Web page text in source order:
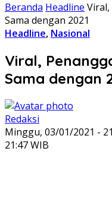
Beranda Headline Viral,
Sama dengan 2021
Headline, Nasional
Viral,
Sama dengan
Redaksi
Minggu, 03/01/2021 -
21:47 WIB